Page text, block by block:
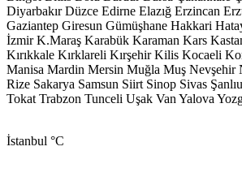
Diyarbakır Düzce Edirne Elazığ Erzincan
Gaziantep Giresun Gümüşhane Hakkari
İzmir K.Maraş Karabük Karaman Kars
Kırıkkale Kırklareli Kırşehir Kilis Kocaeli
Manisa Mardin Mersin Muğla Muş Nevşehir
Rize Sakarya Samsun Siirt Sinop Sivas
Tokat Trabzon Tunceli Uşak Van Yalova
İstanbul °C